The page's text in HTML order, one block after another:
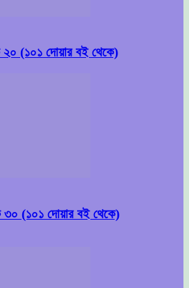
২০ (১০১ দোয়ার বই থেকে)
৩০ (১০১ দোয়ার বই থেকে)